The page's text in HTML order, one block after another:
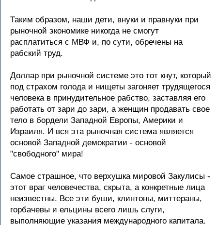
Таким образом, наши дети, внуки и правнуки при
рыночной экономике никогда не смогут
расплатиться с МВФ и, по сути, обречены на
рабский труд.
Доллар при рыночной системе это тот кнут, который
под страхом голода и нищеты загоняет трудящегося
человека в принудительное рабство, заставляя его
работать от зари до зари, а женщин продавать свое
тело в бордели Западной Европы, Америки и
Израиля. И вся эта рыночная система является
основой Западной демократии - основой
"свободного" мира!
Самое страшное, что верхушка мировой Закулисы -
этот враг человечества, скрыта, а конкретные лица
неизвестны. Все эти буши, клинтоны, миттераны,
горбачевы и ельцины всего лишь слуги,
выполняющие указания международного капитала.